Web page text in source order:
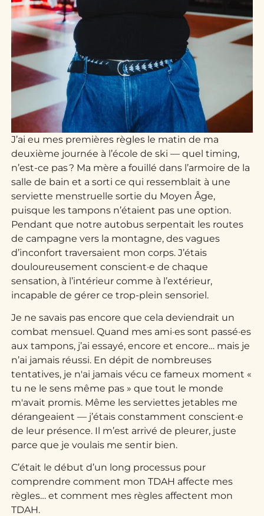
J’ai eu mes premières règles le matin de ma
deuxième journée à l’école de ski — quel timing,
n’est-ce pas ? Ma mère a fouillé dans l’armoire de la
salle de bain et a sorti ce qui ressemblait à une
serviette menstruelle sortie du Moyen Âge,
puisque les tampons n’étaient pas une option.
Pendant que notre autobus serpentait les routes
de campagne vers la montagne, des vagues
d’inconfort traversaient mon corps. J’étais
douloureusement conscient·e de chaque
sensation, à l’intérieur comme à l’extérieur,
incapable de gérer ce trop-plein sensoriel.
Je ne savais pas encore que cela deviendrait un
combat mensuel. Quand mes ami·es sont passé·es
aux tampons, j’ai essayé, encore et encore… mais je
n’ai jamais réussi. En dépit de nombreuses
tentatives, je n'ai jamais vécu ce fameux moment «
tu ne le sens même pas » que tout le monde
m'avait promis. Même les serviettes jetables me
dérangeaient — j’étais constamment conscient·e
de leur présence. Il m’est arrivé de pleurer, juste
parce que je voulais me sentir bien.
C’était le début d’un long processus pour
comprendre comment mon TDAH affecte mes
règles… et comment mes règles affectent mon
TDAH.